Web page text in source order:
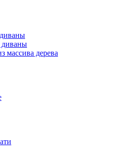
диваны
массива дерева